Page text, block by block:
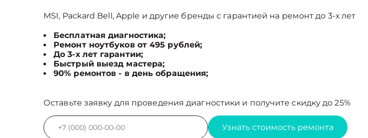
MSI, Packard Bell, Apple и другие бренды с гарантией на ремонт до 3-х лет
Бесплатная диагностика;
Ремонт ноутбуков от 495 рублей;
До 3-х лет гарантии;
Быстрый выезд мастера;
90% ремонтов - в день обращения;
Оставьте заявку для проведения диагностики и получите скидку до 25%
Узнать стоимость ремонта